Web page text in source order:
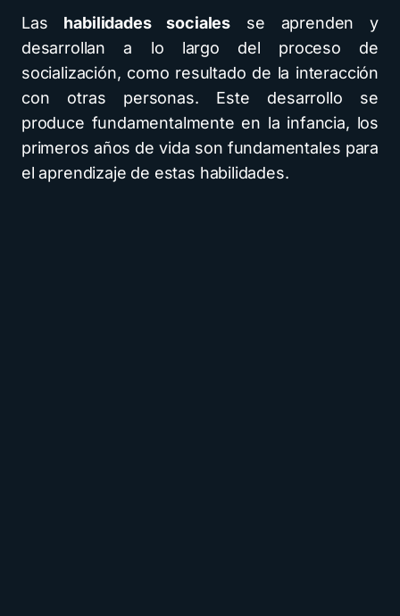
Las habilidades sociales se aprenden y
desarrollan a lo largo del proceso de
socialización, como resultado de la interacción
con otras personas. Este desarrollo se
produce fundamentalmente en la infancia, los
primeros años de vida son fundamentales para
el aprendizaje de estas habilidades.